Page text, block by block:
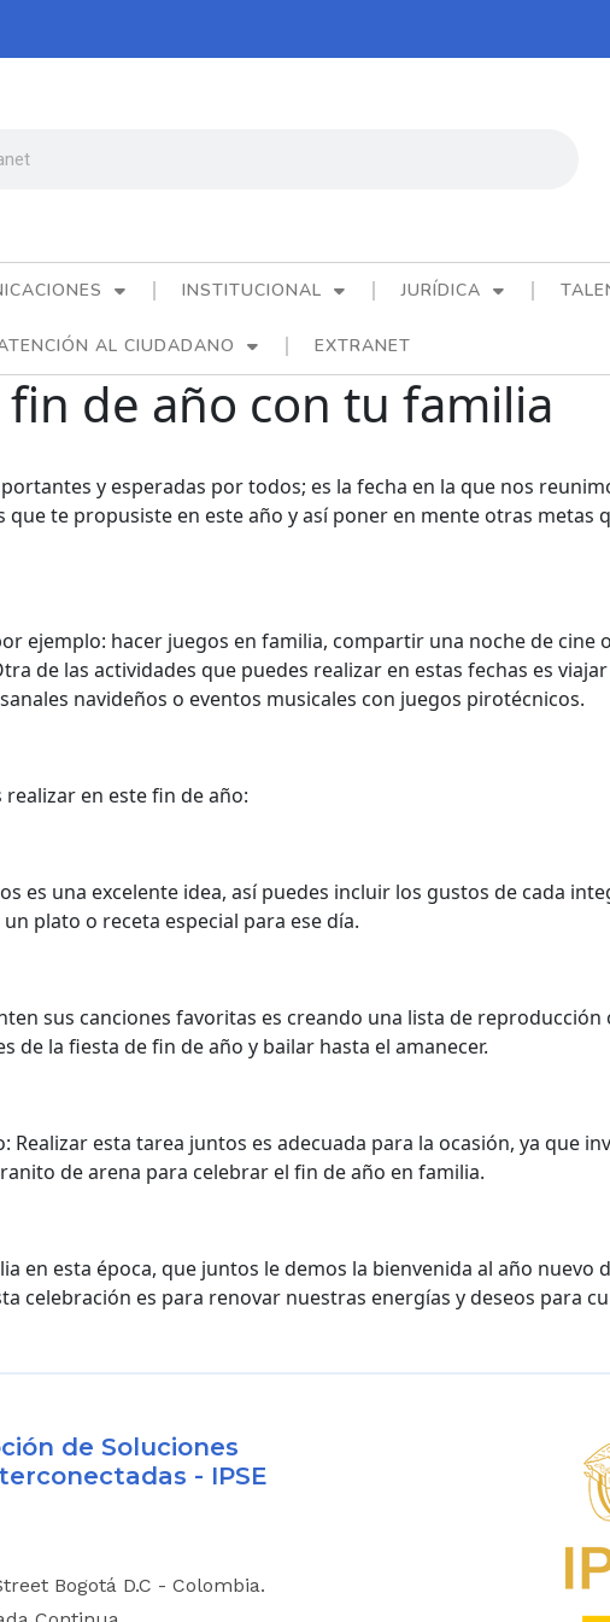
INSTITUCIONAL JURÍDICA
AL CIUDADANO EXTRANET
de año con tu familia
y esperadas por todos; es la fecha en la que nos
te propusiste en este año y así poner en mente otras metas
ejemplo: hacer juegos en familia, compartir una noche de
de las actividades que puedes realizar en estas fechas es
navideños o eventos musicales con juegos pirotécnicos.
en este fin de año:
es una excelente idea, así puedes incluir los gustos de cada
plato o receta especial para ese día.
sus canciones favoritas es creando una lista de
la fiesta de fin de año y bailar hasta el amanecer.
esta tarea juntos es adecuada para la ocasión, ya que
de arena para celebrar el fin de año en familia.
en esta época, que juntos le demos la bienvenida al año nuevo
celebración es para renovar nuestras energías y deseos para
de Soluciones
- IPSE
Bogotá D.C - Colombia.